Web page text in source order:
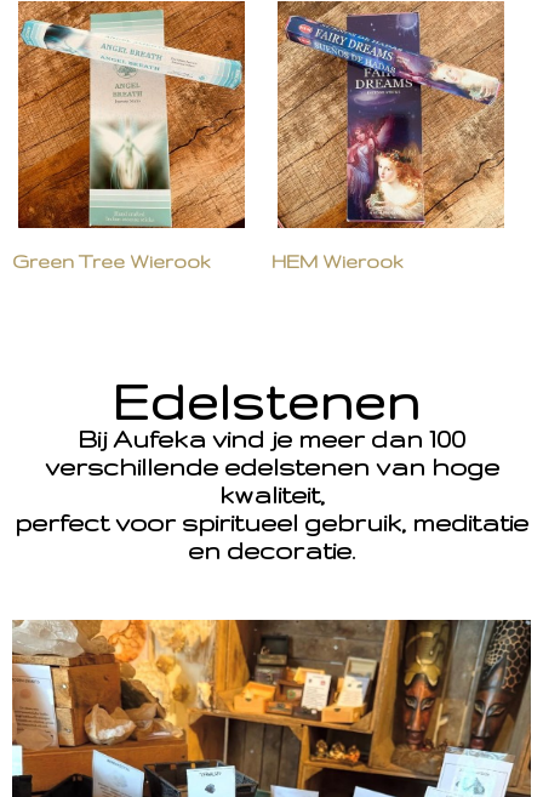
Green Tree Wierook HEM Wierook
Edelstenen
Bij Aufeka vind je meer dan 100
verschillende edelstenen van hoge
kwaliteit,
perfect voor spiritueel gebruik, meditatie
en decoratie.